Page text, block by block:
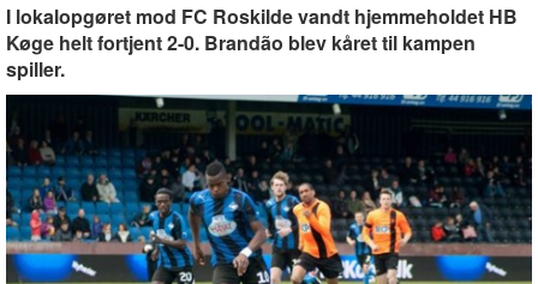
I lokalopgøret mod FC Roskilde vandt hjemmeholdet HB
Køge helt fortjent 2-0. Brandão blev kåret til kampen
spiller.